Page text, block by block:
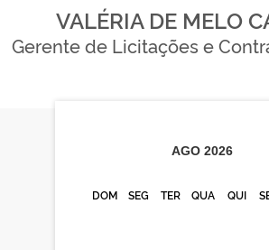
VALÉRIA DE MELO
Gerente de Licitações e
AGO 2026
DOM SEG TER QUA QUI